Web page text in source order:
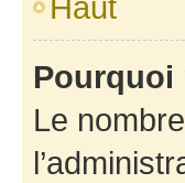
Pourquoi
Le